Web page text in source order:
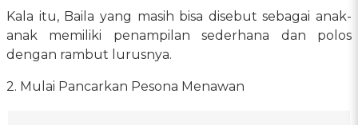
Kala itu, Baila yang masih bisa disebut sebagai anak-
anak memiliki penampilan sederhana dan polos
dengan rambut lurusnya.
2. Mulai Pancarkan Pesona Menawan